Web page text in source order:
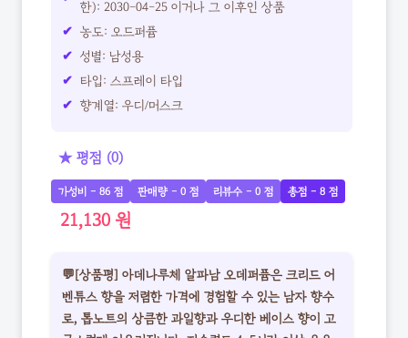
한): 2030-04-25 이거나 그 이후인 상품
농도: 오드퍼퓸
성별: 남성용
타입: 스프레이 타입
향계열: 우디/머스크
★ 평점 (0)
가성비 - 86 점 판매량 - 0 점 리뷰수 - 0 점 총점 - 8 점
21,130 원
💬[상품평] 아데나루체 알파남 오데퍼퓸은 크리드 어
벤튜스 향을 저렴한 가격에 경험할 수 있는 남자 향수
로, 톱노트의 상큼한 과일향과 우디한 베이스 향이 고